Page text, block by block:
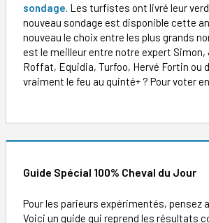
sondage. Les turfistes ont livré leur
nouveau sondage est disponible cette
nouveau le choix entre les plus grands
est le meilleur entre notre expert Simon,
Roffat, Equidia, Turfoo, Hervé Fortin ou
vraiment le feu au quinté+ ? Pour voter
Guide Spécial 100% Cheval du Jour
Pour les parieurs expérimentés, pensez
Voici un guide qui reprend les résultats